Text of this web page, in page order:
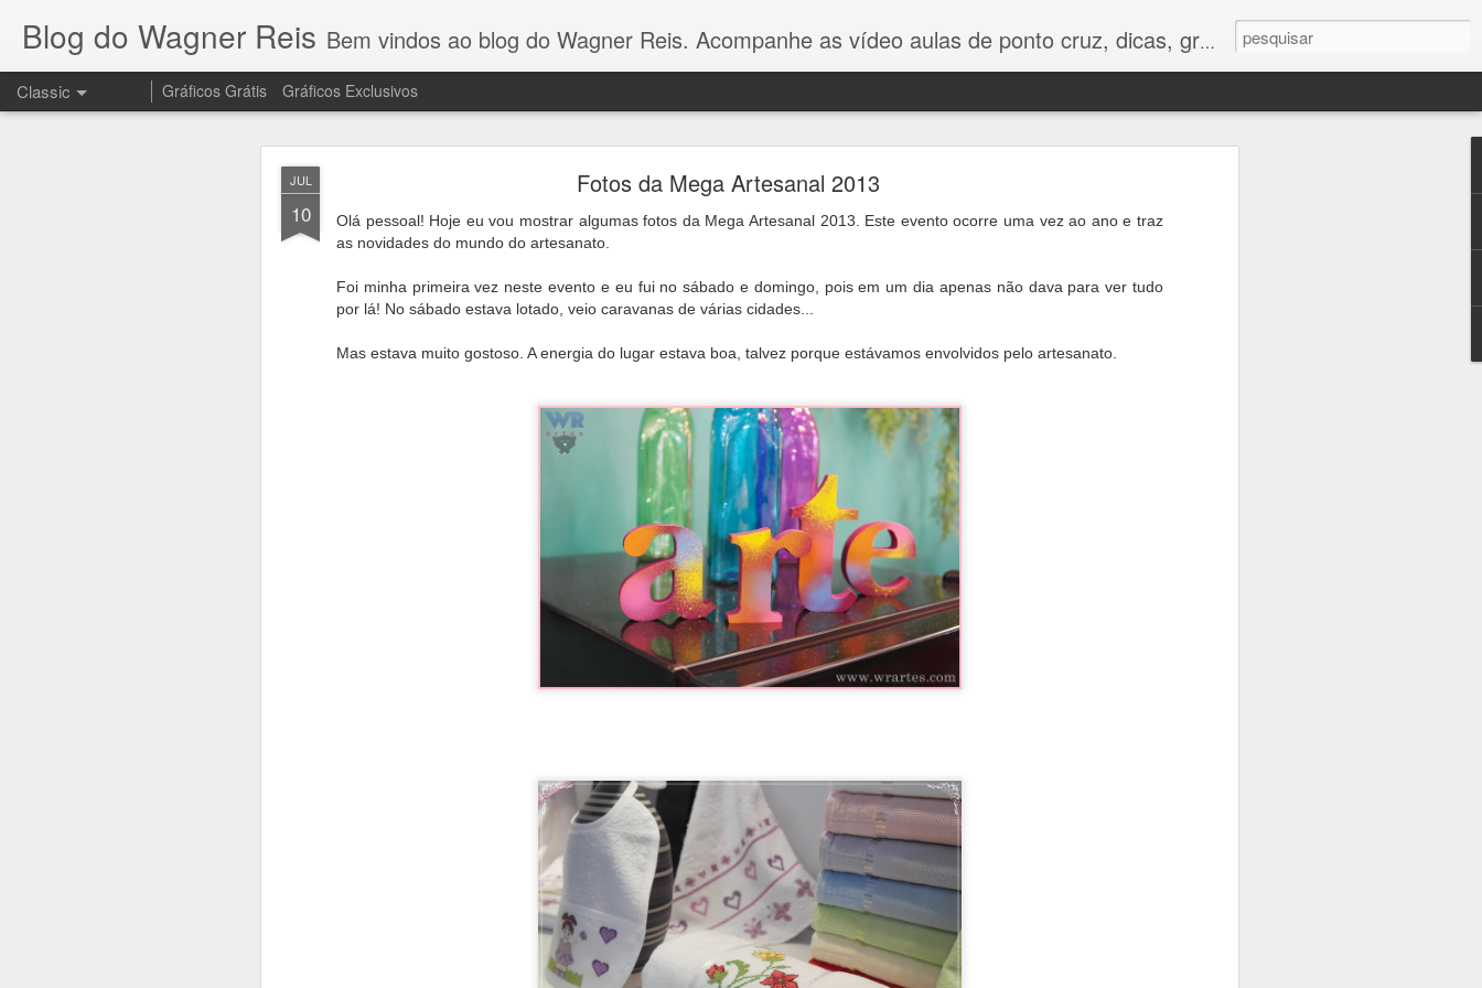
JUL
10
Fotos da Mega Artesanal 2013
Olá pessoal! Hoje eu vou mostrar algumas fotos da Mega Artesanal 2013. Este evento ocorre uma vez ao ano e traz
as novidades do mundo do artesanato.
Foi minha primeira vez neste evento e eu fui no sábado e domingo, pois em um dia apenas não dava para ver tudo
por lá! No sábado estava lotado, veio caravanas de várias cidades...
Mas estava muito gostoso. A energia do lugar estava boa, talvez porque estávamos envolvidos pelo artesanato.
Blog do Wagner Reis Bem vindos ao blog do Wagner Reis. Acompanhe as vídeo aulas de ponto cruz, dicas, gráficos para ponto cruz e artesanatos e tudo para bordados em ponto cruz.
Classic Gráficos Grátis Gráficos Exclusivos
Gráfico Arvore de Natal Ponto Cruz
Olá pessoal! Como vocês estão?
no meu canalno Youtube.É um gráfico simples e fácil de bordar, e vai ficar lindo em